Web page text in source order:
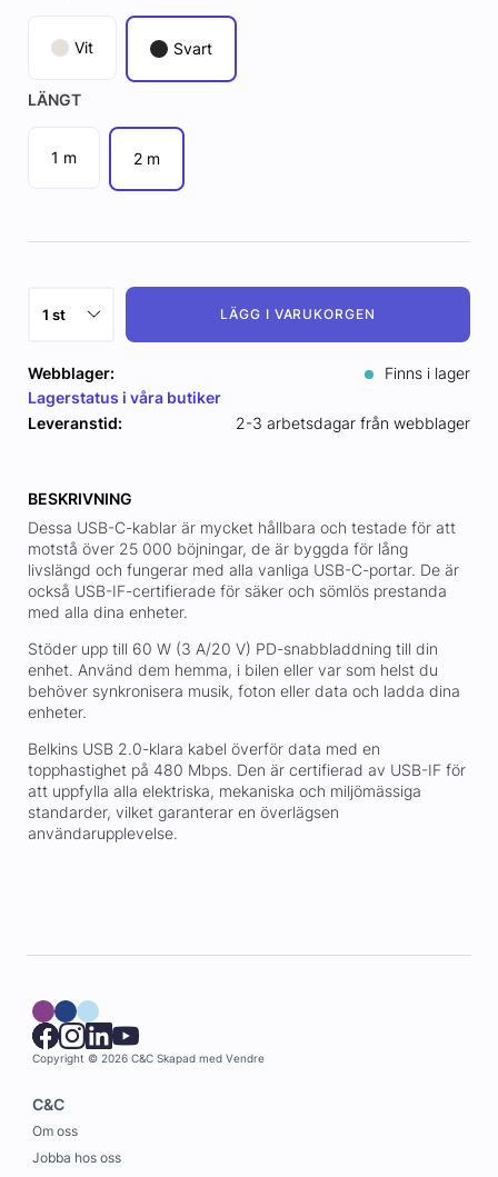
Vit Svart
LÄNGT
1 m 2 m
LÄGG I VARUKORGEN
Webblager:
Finns i lager
Lagerstatus i våra butiker
Leveranstid:
2-3 arbetsdagar från webblager
BESKRIVNING
Dessa USB-C-kablar är mycket hållbara och testade för att
motstå över 25 000 böjningar, de är byggda för lång
livslängd och fungerar med alla vanliga USB-C-portar. De är
också USB-IF-certifierade för säker och sömlös prestanda
med alla dina enheter.
Stöder upp till 60 W (3 A/20 V) PD-snabbladdning till din
enhet. Använd dem hemma, i bilen eller var som helst du
behöver synkronisera musik, foton eller data och ladda dina
enheter.
Belkins USB 2.0-klara kabel överför data med en
topphastighet på 480 Mbps. Den är certifierad av USB-IF för
att uppfylla alla elektriska, mekaniska och miljömässiga
standarder, vilket garanterar en överlägsen
användarupplevelse.
Copyright © 2026 C&C Skapad med Vendre
C&C
Om oss
Jobba hos oss